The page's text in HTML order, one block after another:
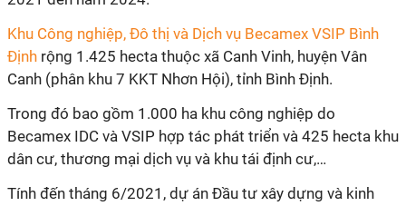
Khu Công nghiệp, Đô thị và Dịch vụ Becamex VSIP Bình
Định rộng 1.425 hecta thuộc xã Canh Vinh, huyện Vân
Canh (phân khu 7 KKT Nhơn Hội), tỉnh Bình Định.
Trong đó bao gồm 1.000 ha khu công nghiệp do
Becamex IDC và VSIP hợp tác phát triển và 425 hecta khu
dân cư, thương mại dịch vụ và khu tái định cư,…
Tính đến tháng 6/2021, dự án Đầu tư xây dựng và kinh